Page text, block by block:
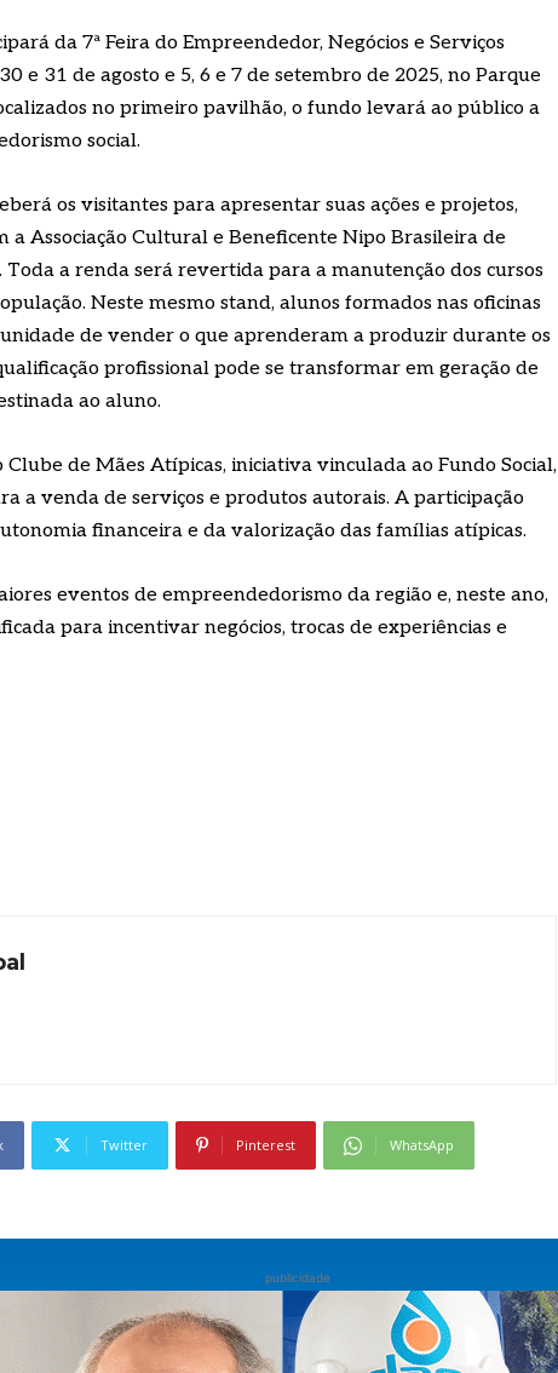
da 7ª Feira do Empreendedor, Negócios e Serviços
e 31 de agosto e 5, 6 e 7 de setembro de 2025, no Parque
no primeiro pavilhão, o fundo levará ao público a
social.
os visitantes para apresentar suas ações e projetos,
a Associação Cultural e Beneficente Nipo Brasileira de
a renda será revertida para a manutenção dos cursos
Neste mesmo stand, alunos formados nas oficinas
de vender o que aprenderam a produzir durante os
profissional pode se transformar em geração de
ao aluno.
Clube de Mães Atípicas, iniciativa vinculada ao Fundo Social,
a venda de serviços e produtos autorais. A participação
financeira e da valorização das famílias atípicas.
eventos de empreendedorismo da região e, neste ano,
para incentivar negócios, trocas de experiências e
Twitter Pinterest WhatsApp
publicidade